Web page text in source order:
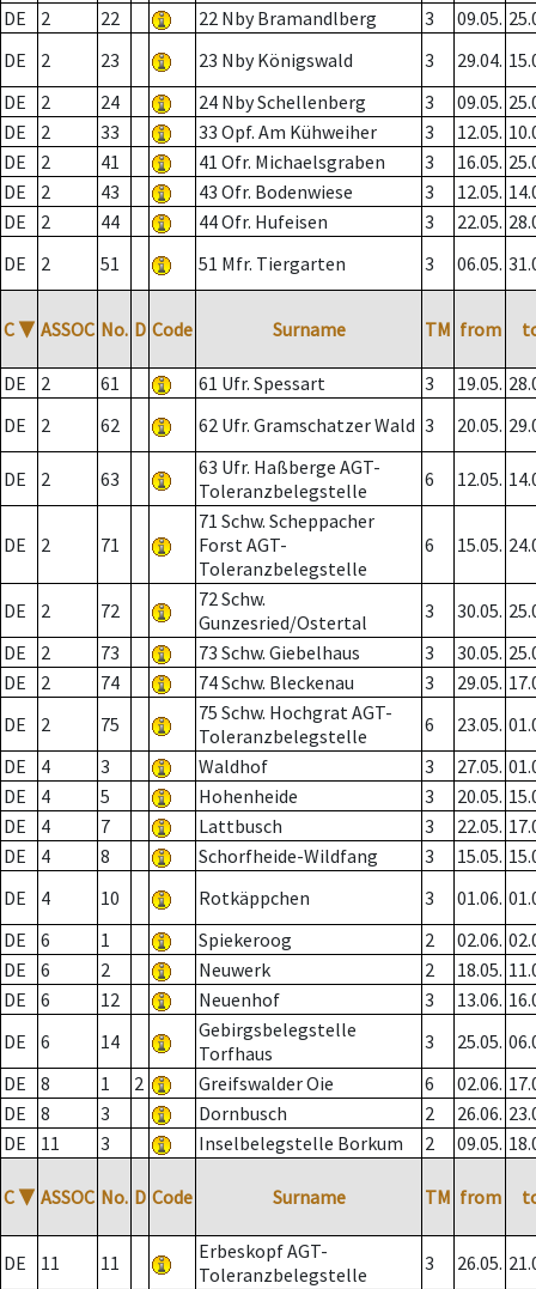
DE
2 22 22 Nby Bramandlberg 3 09.05.
DE
2 23 23 Nby Königswald 3 29.04.
DE
2 24 24 Nby Schellenberg 3 09.05.
DE
2 33 33 Opf. Am Kühweiher 3 12.05.
DE
2 41 41 Ofr. Michaelsgraben 3 16.05.
DE
2 43 43 Ofr. Bodenwiese 3 12.05.
DE
2 44 44 Ofr. Hufeisen 3 22.05.
DE
2 51 51 Mfr. Tiergarten 3 06.05.
C ▼ ASSOC No. D Code Surname TM from
DE 2 61 61 Ufr. Spessart 3 19.05.
DE
2 62 62 Ufr. Gramschatzer Wald 3 20.05.
DE 2 63
63 Ufr. Haßberge AGT-
Toleranzbelegstelle
6 12.05.
DE 2 71
71 Schw. Scheppacher
Forst AGT-
Toleranzbelegstelle
6 15.05.
DE 2 72
72 Schw.
Gunzesried/Ostertal
3 30.05.
DE
2 73 73 Schw. Giebelhaus 3 30.05.
DE
2 74 74 Schw. Bleckenau 3 29.05.
DE
2 75
75 Schw. Hochgrat AGT-
Toleranzbelegstelle
6 23.05.
DE
4 3 Waldhof 3 27.05.
DE
4 5 Hohenheide 3 20.05.
DE
4 7 Lattbusch 3 22.05.
DE
4 8 Schorfheide-Wildfang 3 15.05.
DE
4 10 Rotkäppchen 3 01.06.
DE
6 1 Spiekeroog 2 02.06.
DE
6 2 Neuwerk 2 18.05.
DE
6 12 Neuenhof 3 13.06.
DE
6 14
Gebirgsbelegstelle
Torfhaus
3 25.05.
DE
8 1 2 Greifswalder Oie 6 02.06.
DE
8 3 Dornbusch 2 26.06.
DE
11 3 Inselbelegstelle Borkum 2 09.05.
C ▼ ASSOC No. D Code Surname TM from
DE 11 11
Erbeskopf AGT-
Toleranzbelegstelle
3 26.05.